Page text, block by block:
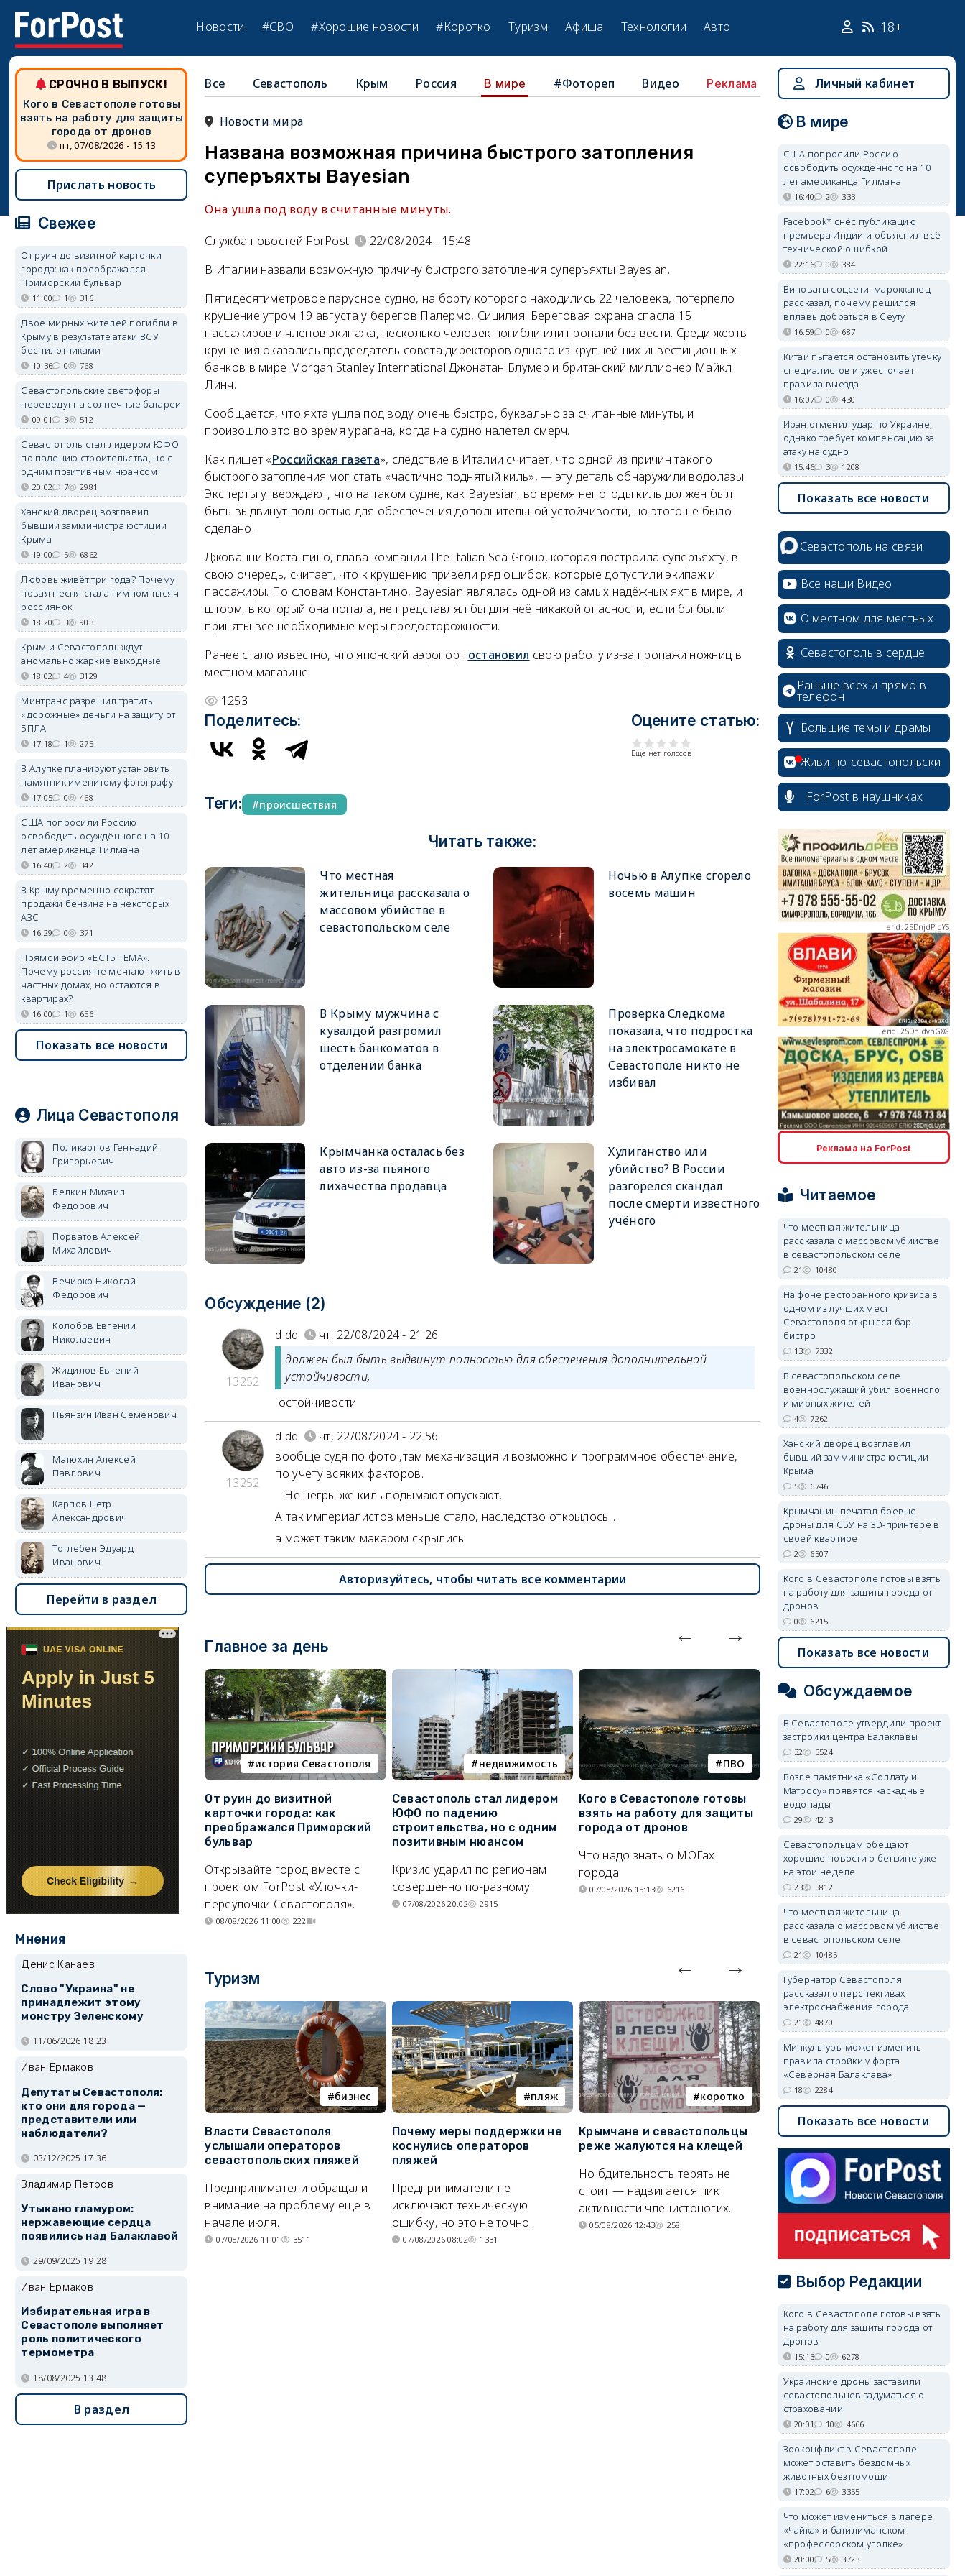
Новости #СВО #Хорошие новости #Коротко Туризм Афиша Технологии Авто 18+
Все Севастополь Крым Россия В мире #Фотореп Видео Реклама
Новости мира
Названа возможная причина быстрого затопления
суперъяхты Bayesian
Она ушла под воду в считанные минуты.
Служба новостей ForPost
22/08/2024 - 15:48
В Италии назвали возможную причину быстрого затопления суперъяхты Bayesian.
Пятидесятиметровое парусное судно, на борту которого находились 22 человека, потерпело
крушение утром 19 августа у берегов Палермо, Сицилия. Береговая охрана спасла 15
пассажиров и членов экипажа, несколько человек погибли или пропали без вести. Среди жертв
крушения оказались председатель совета директоров одного из крупнейших инвестиционных
банков в мире Morgan Stanley International Джонатан Блумер и британский миллионер Майкл
Линч.
Сообщается, что яхта ушла под воду очень быстро, буквально за считанные минуты, и
произошло это во время урагана, когда на судно налетел смерч.
Как пишет «Российская газета», следствие в Италии считает, что одной из причин такого
быстрого затопления мог стать «частично поднятый киль», — эту деталь обнаружили водолазы.
Эксперты утверждают, что на таком судне, как Bayesian, во время непогоды киль должен был
быть выдвинут полностью для обеспечения дополнительной устойчивости, но этого не было
сделано.
Джованни Костантино, глава компании The Italian Sea Group, которая построила суперъяхту, в
свою очередь, считает, что к крушению привели ряд ошибок, которые допустили экипаж и
пассажиры. По словам Константино, Bayesian являлась одной из самых надёжных яхт в мире, и
шторм, в который она попала, не представлял бы для неё никакой опасности, если бы были
приняты все необходимые меры предосторожности.
Ранее стало известно, что японский аэропорт остановил свою работу из-за пропажи ножниц в
местном магазине.
1253
Поделитесь: Оцените статью:
Еще нет голосов
Теги: происшествия
Читать также:
Что местная
жительница рассказала о
массовом убийстве в
севастопольском селе
Ночью в Алупке сгорело
восемь машин
В Крыму мужчина с
кувалдой разгромил
шесть банкоматов в
отделении банка
Проверка Следкома
показала, что подростка
на электросамокате в
Севастополе никто не
избивал
Крымчанка осталась без
авто из-за пьяного
лихачества продавца
Хулиганство или
убийство? В России
разгорелся скандал
после смерти известного
учёного
Обсуждение (2)
13252
d dd
чт, 22/08/2024 - 21:26
должен был быть выдвинут полностью для обеспечения дополнительной
устойчивости,
остойчивости
13252
d dd
чт, 22/08/2024 - 22:56
вообще судя по фото ,там механизация и возможно и программное обеспечение,
по учету всяких факторов.
Не негры же киль подымают опускают.
А так империалистов меньше стало, наследство открылось....
а может таким макаром скрылись
Авторизуйтесь, чтобы читать все комментарии
Главное за день
история Севастополя
От руин до визитной
карточки города: как
преображался Приморский
бульвар
Открывайте город вместе с
проектом ForPost «Улочки-
переулочки Севастополя».
08/08/2026 11:00 222
недвижимость
Севастополь стал лидером
ЮФО по падению
строительства, но с одним
позитивным нюансом
Кризис ударил по регионам
совершенно по-разному.
07/08/2026 20:02 2915
ПВО
Кого в Севастополе готовы
взять на работу для защиты
города от дронов
Что надо знать о МОГах
города.
07/08/2026 15:13 6216
катера
Украинский БЭК выгнал
отдыхающих с пляжей Ялты
Людей эвакуируют с
набережной крымского
курорта, проводится
разминирование.
07/08/2026 14:15 5197
Туризм
бизнес
Власти Севастополя
услышали операторов
севастопольских пляжей
Предприниматели обращали
внимание на проблему еще в
начале июля.
07/08/2026 11:01 3511
пляж
Почему меры поддержки не
коснулись операторов
пляжей
Предприниматели не
исключают техническую
ошибку, но это не точно.
07/08/2026 08:02 1331
коротко
Крымчане и севастопольцы
реже жалуются на клещей
Но бдительность терять не
стоит — надвигается пик
активности членистоногих.
05/08/2026 12:43 258
Балаклава
В Севастополе утвердили
проект застройки центра
Балаклавы
Там появится туристический
квартал с отелями и
05/08/2026 08:01 5524
СРОЧНО В ВЫПУСК!
Кого в Севастополе готовы
взять на работу для защиты
города от дронов
пт, 07/08/2026 - 15:13
Прислать новость
Свежее
От руин до визитной карточки
города: как преображался
Приморский бульвар
11:00 1 316
Двое мирных жителей погибли в
Крыму в результате атаки ВСУ
беспилотниками
10:36 0 768
Севастопольские светофоры
переведут на солнечные батареи
09:01 3 512
Севастополь стал лидером ЮФО
по падению строительства, но с
одним позитивным нюансом
20:02 7 2981
Ханский дворец возглавил
бывший замминистра юстиции
Крыма
19:00 5 6862
Любовь живёт три года? Почему
новая песня стала гимном тысяч
россиянок
18:20 3 903
Крым и Севастополь ждут
аномально жаркие выходные
18:02 4 3129
Минтранс разрешил тратить
«дорожные» деньги на защиту от
БПЛА
17:18 1 275
В Алупке планируют установить
памятник именитому фотографу
17:05 0 468
США попросили Россию
освободить осуждённого на 10
лет американца Гилмана
16:40 2 342
В Крыму временно сократят
продажи бензина на некоторых
АЗС
16:29 0 371
Прямой эфир «ЕСТЬ ТЕМА».
Почему россияне мечтают жить в
частных домах, но остаются в
квартирах?
16:00 1 656
Показать все новости
Лица Севастополя
Поликарпов Геннадий
Григорьевич
Белкин Михаил
Федорович
Порватов Алексей
Михайлович
Вечирко Николай
Федорович
Колобов Евгений
Николаевич
Жидилов Евгений
Иванович
Пьянзин Иван Семёнович
Матюхин Алексей
Павлович
Карпов Петр
Александрович
Тотлебен Эдуард
Иванович
Перейти в раздел
Мнения
Денис Канаев
Слово "Украина" не
принадлежит этому
монстру Зеленскому
11/06/2026 18:23
Иван Ермаков
Депутаты Севастополя:
кто они для города —
представители или
наблюдатели?
03/12/2025 17:36
Владимир Петров
Утыкано гламуром:
нержавеющие сердца
появились над Балаклавой
29/09/2025 19:28
Иван Ермаков
Избирательная игра в
Севастополе выполняет
роль политического
термометра
18/08/2025 13:48
В раздел
Личный кабинет
В мире
США попросили Россию
освободить осуждённого на 10
лет американца Гилмана
16:40 2 333
Facebook* снёс публикацию
премьера Индии и объяснил всё
технической ошибкой
22:16 0 384
Виноваты соцсети: марокканец
рассказал, почему решился
вплавь добраться в Сеуту
16:59 0 687
Китай пытается остановить утечку
специалистов и ужесточает
правила выезда
16:07 0 430
Иран отменил удар по Украине,
однако требует компенсацию за
атаку на судно
15:46 3 1208
Показать все новости
Севастополь на связи
Все наши Видео
О местном для местных
Севастополь в сердце
Раньше всех и прямо в
телефон
Большие темы и драмы
Живи по-севастопольски
ForPost в наушниках
erid: 2SDnjcrDNw6
erid: 2SDnjdPjgYS
erid: 2SDnjdvhGXG
erid: 2SDnjcLUypt
erid: 2SDnjdPjgYS
Реклама на ForPost
Читаемое
Что местная жительница
рассказала о массовом убийстве
в севастопольском селе
21 10480
На фоне ресторанного кризиса в
одном из лучших мест
Севастополя открылся бар-
бистро
13 7332
В севастопольском селе
военнослужащий убил военного
и мирных жителей
4 7262
Ханский дворец возглавил
бывший замминистра юстиции
Крыма
5 6746
Крымчанин печатал боевые
дроны для СБУ на 3D-принтере в
своей квартире
2 6507
Кого в Севастополе готовы взять
на работу для защиты города от
дронов
0 6215
Показать все новости
Обсуждаемое
В Севастополе утвердили проект
застройки центра Балаклавы
32 5524
Возле памятника «Солдату и
Матросу» появятся каскадные
водопады
29 4213
Севастопольцам обещают
хорошие новости о бензине уже
на этой неделе
23 5812
Что местная жительница
рассказала о массовом убийстве
в севастопольском селе
21 10485
Губернатор Севастополя
рассказал о перспективах
электроснабжения города
21 4870
Минкультуры может изменить
правила стройки у форта
«Северная Балаклава»
18 2284
Показать все новости
Выбор Редакции
Кого в Севастополе готовы взять
на работу для защиты города от
дронов
15:13 0 6278
Украинские дроны заставили
севастопольцев задуматься о
страховании
20:01 10 4666
Зооконфликт в Севастополе
может оставить бездомных
животных без помощи
17:02 6 3355
Что может измениться в лагере
«Чайка» и батилиманском
«профессорском уголке»
20:00 5 3723